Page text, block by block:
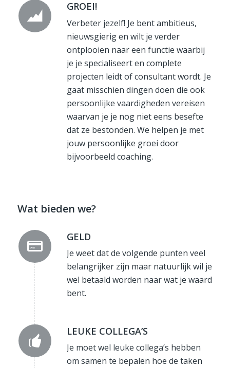
GROEI!
Verbeter jezelf! Je bent ambitieus,
nieuwsgierig en wilt je verder
ontplooien naar een functie waarbij
je je specialiseert en complete
projecten leidt of consultant wordt. Je
gaat misschien dingen doen die ook
persoonlijke vaardigheden vereisen
waarvan je je nog niet eens besefte
dat ze bestonden. We helpen je met
jouw persoonlijke groei door
bijvoorbeeld coaching.
Wat bieden we?
GELD
Je weet dat de volgende punten veel
belangrijker zijn maar natuurlijk wil je
wel betaald worden naar wat je waard
bent.
LEUKE COLLEGA’S
Je moet wel leuke collega’s hebben
om samen te bepalen hoe de taken